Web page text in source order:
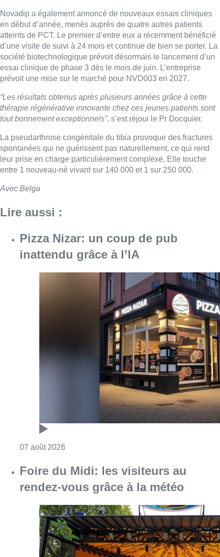
Novadip a également annoncé de nouveaux essais cliniques
en début d’année, menés auprès de quatre autres patients
atteints de PCT. Le premier d’entre eux a récemment bénéficié
d’une visite de suivi à 24 mois et continue de bien se porter. La
société biotechnologique prévoit désormais le lancement d’un
essai clinique de phase 3 dès le mois de juin. L’entreprise
prévoit une mise sur le marché pour NVD003 en 2027.
“Les résultats obtenus après plusieurs années grâce à cette
thérapie régénérative innovante chez ces jeunes patients sont
tout bonnement exceptionnels”, s’est réjoui le Pr Docquier.
La pseudarthrose congénitale du tibia provoque des fractures
spontanées qui ne guérissent pas naturellement, ce qui rend
leur prise en charge particulièrement complexe. Elle touche
entre 1 nouveau-né vivant sur 140 000 et 1 sur 250 000.
Avec Belga
Lire aussi :
Pizza Nizar: un coup de pub
inattendu grâce à l’IA
07 août 2026
Foire du Midi: les visiteurs au
rendez-vous grâce à la météo